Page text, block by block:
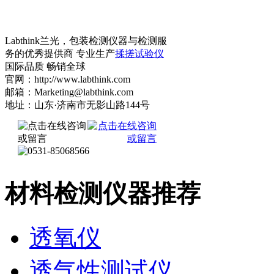
Labthink兰光，包装检测仪器与检测服
务的优秀提供商 专业生产揉搓试验仪
国际品质 畅销全球
官网：http://www.labthink.com
邮箱：Marketing@labthink.com
地址：山东·济南市无影山路144号
材料检测仪器推荐
透氧仪